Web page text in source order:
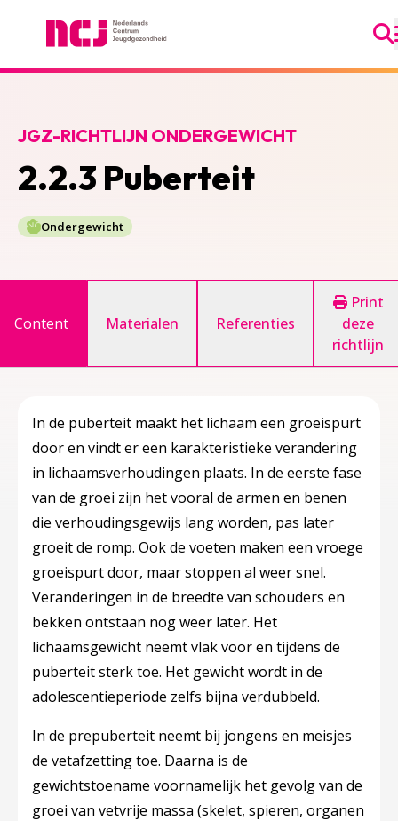
2.2.3 Puberteit
JGZ-RICHTLIJN ONDERGEWICHT
Ondergewicht
Content Materialen Referenties
Print
deze
richtlijn
In de puberteit maakt het lichaam een groeispurt
door en vindt er een karakteristieke verandering
in lichaamsverhoudingen plaats. In de eerste fase
van de groei zijn het vooral de armen en benen
die verhoudingsgewijs lang worden, pas later
groeit de romp. Ook de voeten maken een vroege
groeispurt door, maar stoppen al weer snel.
Veranderingen in de breedte van schouders en
bekken ontstaan nog weer later. Het
lichaamsgewicht neemt vlak voor en tijdens de
puberteit sterk toe. Het gewicht wordt in de
adolescentieperiode zelfs bijna verdubbeld.
In de prepuberteit neemt bij jongens en meisjes
de vetafzetting toe. Daarna is de
gewichtstoename voornamelijk het gevolg van de
groei van vetvrije massa (skelet, spieren, organen